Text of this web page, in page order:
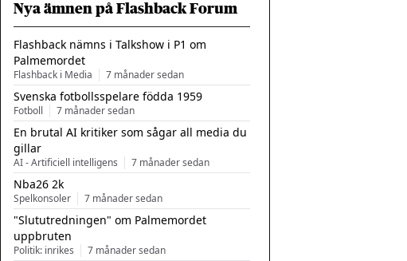
Nya ämnen på Flashback Forum
Flashback nämns i Talkshow i P1 om
Palmemordet
Flashback i Media 7 månader sedan
Svenska fotbollsspelare födda 1959
Fotboll 7 månader sedan
En brutal AI kritiker som sågar all media du
gillar
AI - Artificiell intelligens 7 månader sedan
Nba26 2k
Spelkonsoler 7 månader sedan
"Slututredningen" om Palmemordet
uppbruten
Politik: inrikes 7 månader sedan